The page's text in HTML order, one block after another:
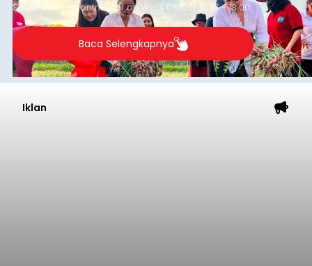
Submitted by contributoron Wed, 08/05/2026 - 18:00
Baca Selengkapnya
Iklan